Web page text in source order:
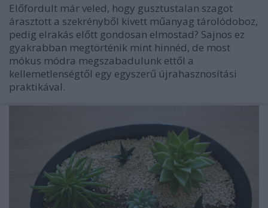
Előfordult már veled, hogy gusztustalan szagot
árasztott a szekrényből kivett műanyag tárolódoboz,
pedig elrakás előtt gondosan elmostad? Sajnos ez
gyakrabban megtörténik mint hinnéd, de most
mókus módra megszabadulunk ettől a
kellemetlenségtől egy egyszerű újrahasznosítási
praktikával.